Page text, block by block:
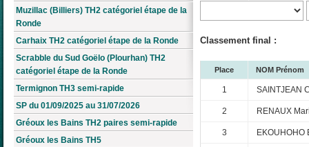
Muzillac (Billiers) TH2 catégoriel étape de la
Ronde
Carhaix TH2 catégoriel étape de la Ronde
Scrabble du Sud Goëlo (Plourhan) TH2
catégoriel étape de la Ronde
Termignon TH3 semi-rapide
SP du 01/09/2025 au 31/07/2026
Gréoux les Bains TH2 paires semi-rapide
Gréoux les Bains TH5
Classement final :
Place NOM Prénom
1 SAINTJEAN
2 RENAUX
3 EKOUHOHO